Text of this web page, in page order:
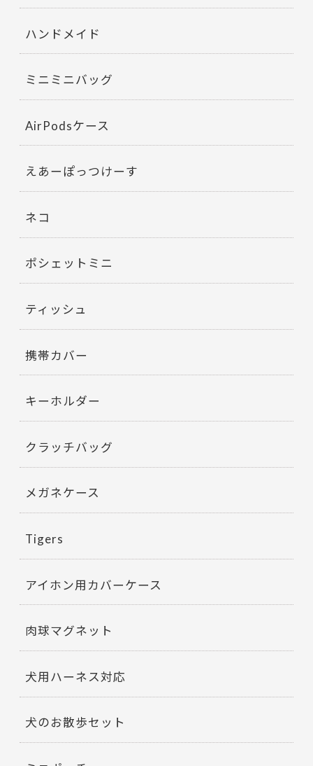
ハンドメイド
ミニミニバッグ
AirPodsケース
えあーぽっつけーす
ネコ
ポシェットミニ
ティッシュ
携帯カバー
キーホルダー
クラッチバッグ
メガネケース
Tigers
アイホン用カバーケース
肉球マグネット
犬用ハーネス対応
犬のお散歩セット